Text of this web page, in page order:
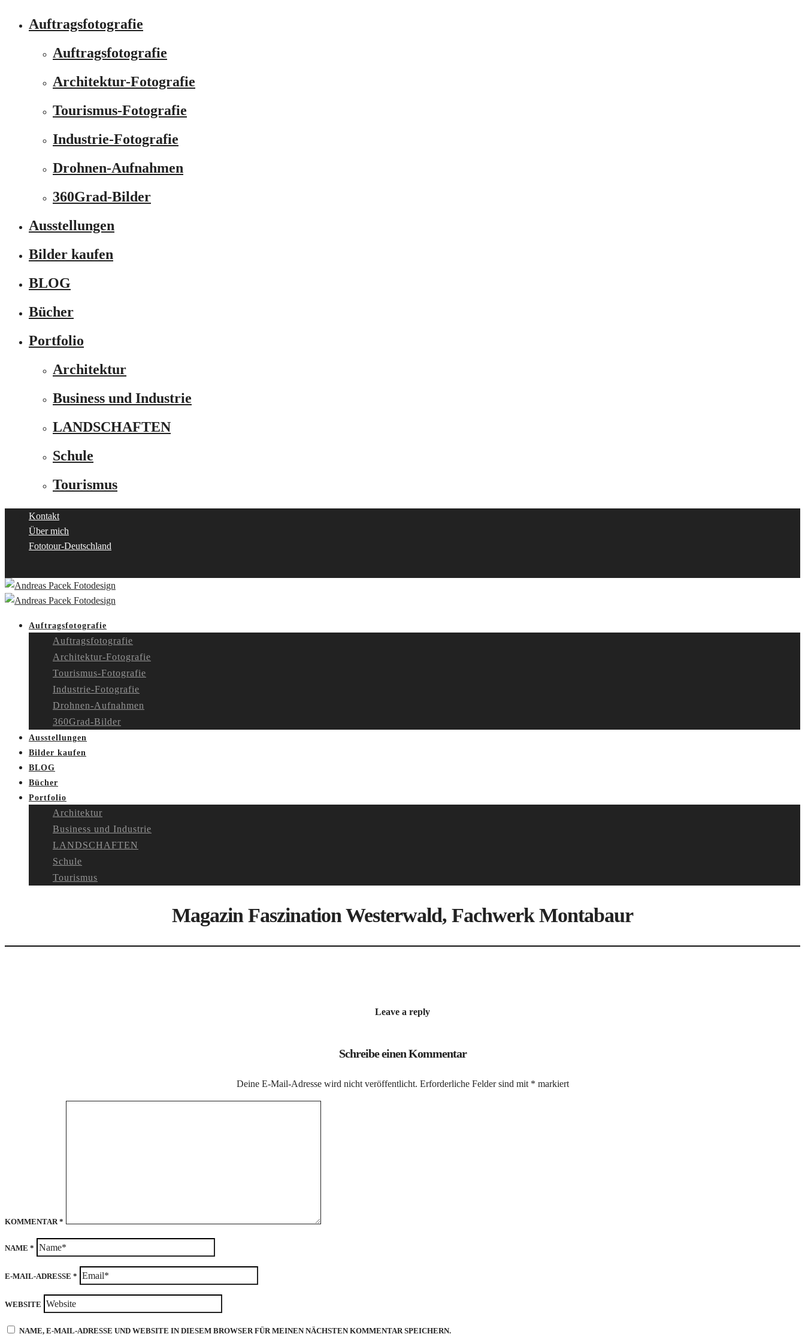
Auftragsfotografie
Auftragsfotografie
Architektur-Fotografie
Tourismus-Fotografie
Industrie-Fotografie
Drohnen-Aufnahmen
360Grad-Bilder
Ausstellungen
Bilder kaufen
BLOG
Bücher
Portfolio
Architektur
Business und Industrie
LANDSCHAFTEN
Schule
Tourismus
Kontakt
Über mich
Fototour-Deutschland
Auftragsfotografie
Auftragsfotografie
Architektur-Fotografie
Tourismus-Fotografie
Industrie-Fotografie
Drohnen-Aufnahmen
360Grad-Bilder
Ausstellungen
Bilder kaufen
BLOG
Bücher
Portfolio
Architektur
Business und Industrie
LANDSCHAFTEN
Schule
Tourismus
Magazin Faszination Westerwald, Fachwerk Montabaur
Leave a reply
Schreibe einen Kommentar
Deine E-Mail-Adresse wird nicht veröffentlicht. Erforderliche Felder sind mit * markiert
KOMMENTAR*
NAME *
E-MAIL-ADRESSE *
WEBSITE
NAME, E-MAIL-ADRESSE UND WEBSITE IN DIESEM BROWSER FÜR MEINEN NÄCHSTEN KOMMENTAR SPEICHERN.